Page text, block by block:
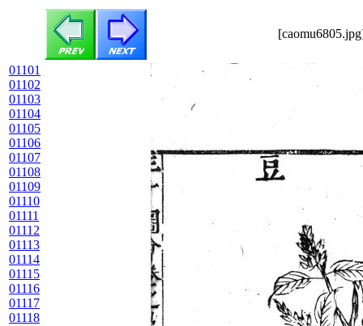
01101
01102
01103
01104
01105
01106
01107
01108
01109
01110
01111
01112
01113
01114
01115
01116
01117
01118